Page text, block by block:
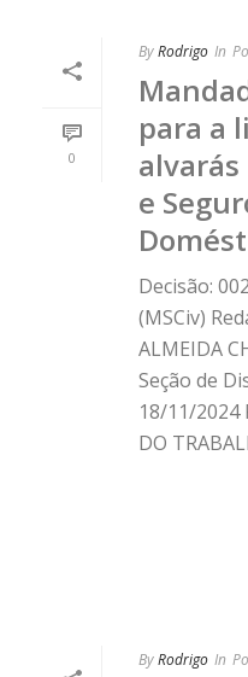
0
ByRodrigo In
para a
alvarás
e
Decisão:
(MSCiv)
ALMEIDA
Seção de
18/11/2024
DO
ByRodrigo In